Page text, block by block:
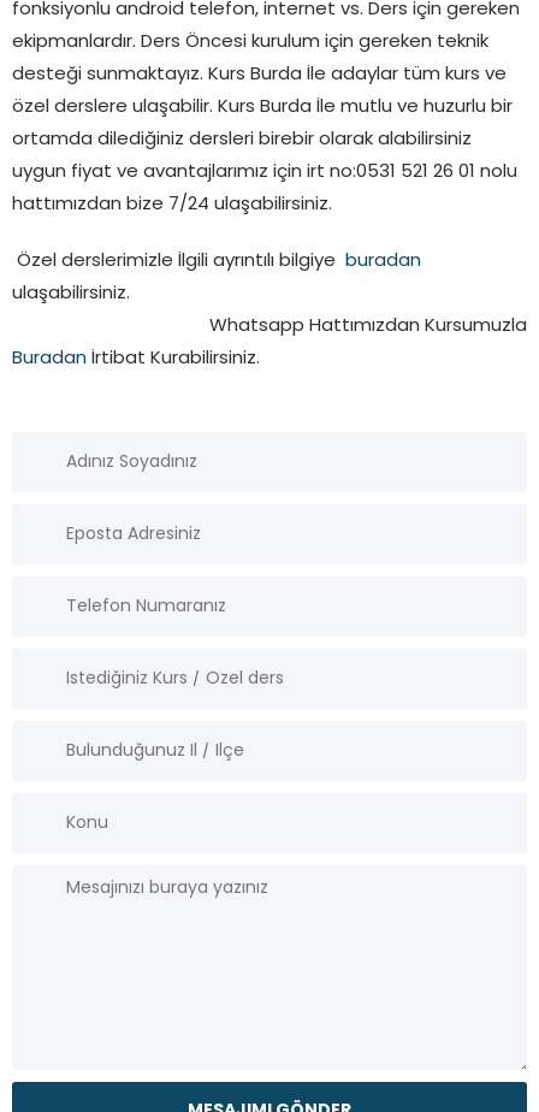
fonksiyonlu android telefon, internet vs. Ders için gereken
ekipmanlardır. Ders Öncesi kurulum için gereken teknik
desteği sunmaktayız. Kurs Burda İle adaylar tüm kurs ve
özel derslere ulaşabilir. Kurs Burda İle mutlu ve huzurlu bir
ortamda dilediğiniz dersleri birebir olarak alabilirsiniz
uygun fiyat ve avantajlarımız için irt no:0531 521 26 01 nolu
hattımızdan bize 7/24 ulaşabilirsiniz.
Özel derslerimizle İlgili ayrıntılı bilgiye buradan
ulaşabilirsiniz.
Whatsapp Hattımızdan Kursumuzla
Buradan İrtibat Kurabilirsiniz.